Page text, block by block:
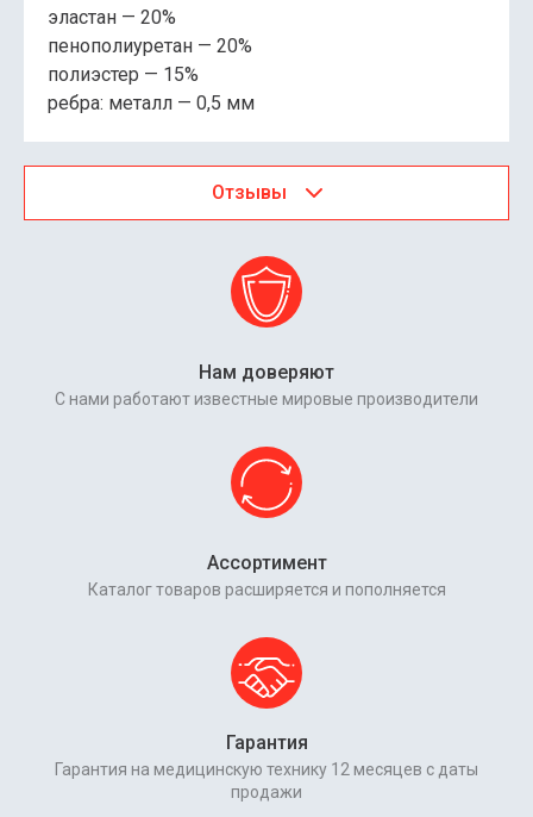
эластан — 20%
пенополиуретан — 20%
полиэстер — 15%
ребра: металл — 0,5 мм
Отзывы
Нам доверяют
С нами работают известные мировые производители
Ассортимент
Каталог товаров расширяется и пополняется
Гарантия
Гарантия на медицинскую технику 12 месяцев с даты
продажи